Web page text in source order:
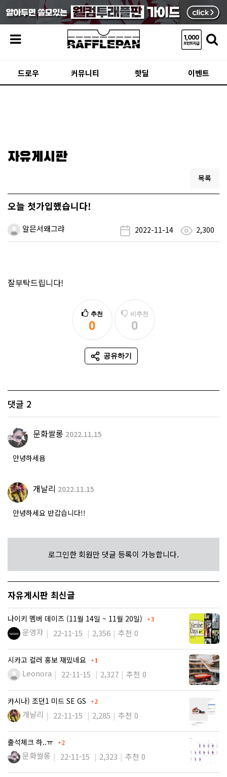
드로우 커뮤니티 핫딜 이벤트
자유게시판
목록
오늘 첫가입했습니다!
알믄서왜그랴 2022-11-14 2,300
잘부탁드립니다!
추천
0
추천
비추천
0
비추천
공유하기
SNS 공유
댓글 2
문화쌀롱 2022.11.15
안녕하세욥
개날리 2022.11.15
안녕하세요 반갑습니다!!
로그인한 회원만 댓글 등록이 가능합니다.
자유게시판 최신글
나이키 멤버 데이즈 (11월 14일 ~ 11월 20일) 댓글
3
운영자 22-11-15 2,356 추천 0
시카고 컬러 홍보 재밌네요 댓글
1
Leonora 22-11-15 2,327 추천 0
카시나) 조던1 미드 SE GS 댓글
2
개날리 22-11-15 2,285 추천 0
출석체크 하..ㅠ 댓글
2
문화쌀롱 22-11-15 2,323 추천 0